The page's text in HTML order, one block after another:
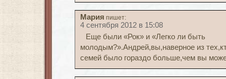
Мария пишет:
4 сентября 2012 в 15:08
Еще были «Рок» и «Легко ли быть
молодым?».Андрей,вы,наверное из
семей было гораздо больше,чем вы